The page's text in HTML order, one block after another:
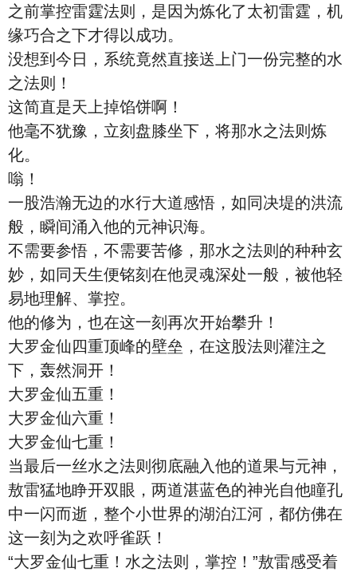
之前掌控雷霆法则，是因为炼化了太初雷霆，机
缘巧合之下才得以成功。
没想到今日，系统竟然直接送上门一份完整的水
之法则！
这简直是天上掉馅饼啊！
他毫不犹豫，立刻盘膝坐下，将那水之法则炼
化。
嗡！
一股浩瀚无边的水行大道感悟，如同决堤的洪流
般，瞬间涌入他的元神识海。
不需要参悟，不需要苦修，那水之法则的种种玄
妙，如同天生便铭刻在他灵魂深处一般，被他轻
易地理解、掌控。
他的修为，也在这一刻再次开始攀升！
大罗金仙四重顶峰的壁垒，在这股法则灌注之
下，轰然洞开！
大罗金仙五重！
大罗金仙六重！
大罗金仙七重！
当最后一丝水之法则彻底融入他的道果与元神，
敖雷猛地睁开双眼，两道湛蓝色的神光自他瞳孔
中一闪而逝，整个小世界的湖泊江河，都仿佛在
这一刻为之欢呼雀跃！
“大罗金仙七重！水之法则，掌控！”敖雷感受着